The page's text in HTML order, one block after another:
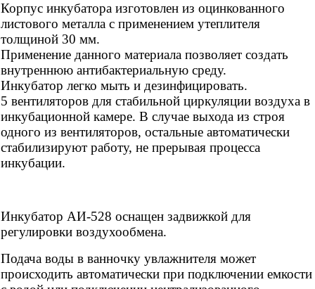
Корпус инкубатора изготовлен из оцинкованного
листового металла с применением утеплителя
толщиной 30 мм.
Применение данного материала позволяет создать
внутреннюю антибактериальную среду.
Инкубатор легко мыть и дезинфицировать.
5 вентиляторов для стабильной циркуляции воздуха в
инкубационной камере. В случае выхода из строя
одного из вентиляторов, остальные автоматически
стабилизируют работу, не прерывая процесса
инкубации.
Инкубатор АИ-528 оснащен задвижкой для
регулировки воздухообмена.
Подача воды в ванночку увлажнителя может
происходить автоматически при подключении емкости